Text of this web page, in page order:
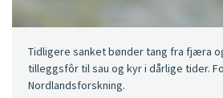
Tidligere sanket bønder tang fra fjæra
tilleggsfôr til sau og kyr i dårlige tider.
Nordlandsforskning.